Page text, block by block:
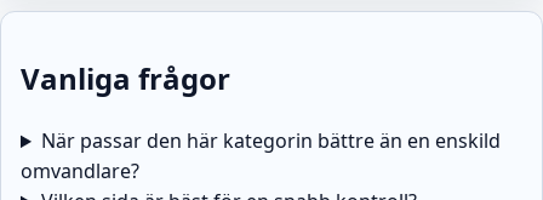
Vanliga frågor
När passar den här kategorin bättre än en enskild
omvandlare?